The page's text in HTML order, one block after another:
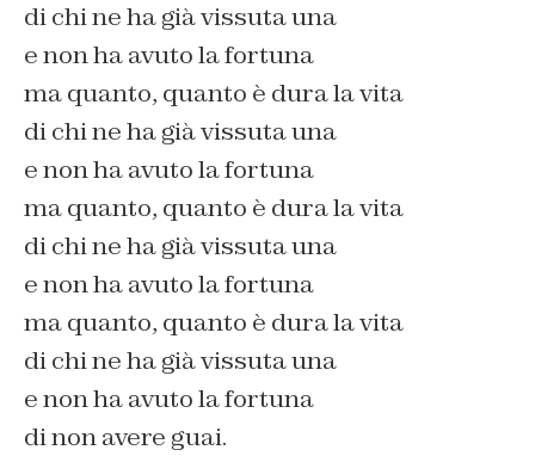
di chi ne ha già vissuta una
e non ha avuto la fortuna
ma quanto, quanto è dura la vita
di chi ne ha già vissuta una
e non ha avuto la fortuna
ma quanto, quanto è dura la vita
di chi ne ha già vissuta una
e non ha avuto la fortuna
ma quanto, quanto è dura la vita
di chi ne ha già vissuta una
e non ha avuto la fortuna
di non avere guai.